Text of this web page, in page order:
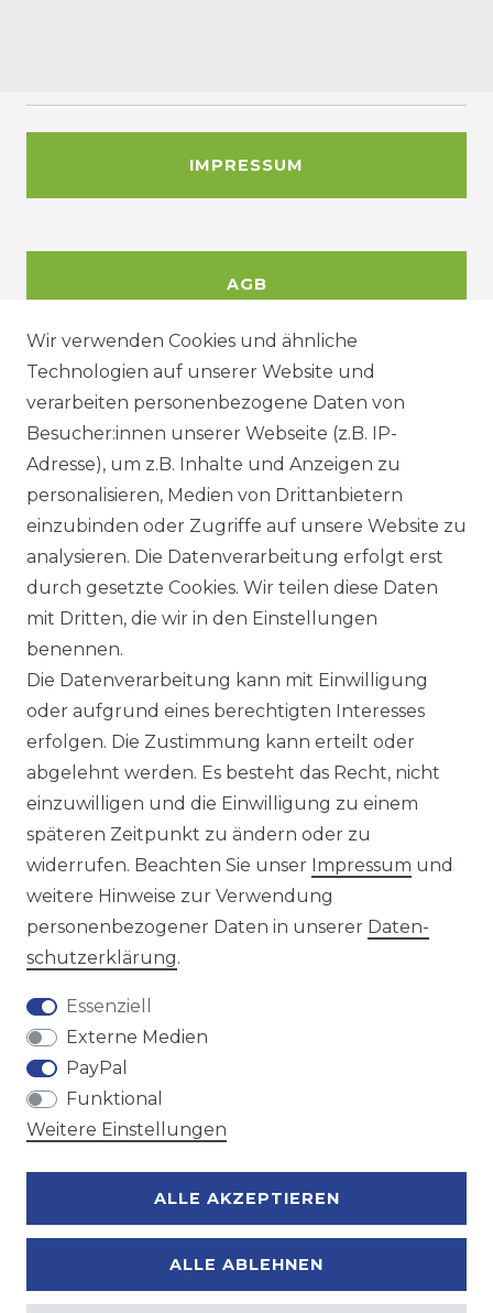
IMPRESSUM
AGB
DATENSCHUTZERKÄRUNG
WIDERRUFSRECHT
KONTAKT
Sie sind Wiederverkäufer?
Sie erreichen uns unter :
https://avancarte.de/
oder telefonisch unter: 0421 - 434430
Wir versenden mit
Zahlungsmöglichkeiten
Wir verwenden Cookies und ähnliche
Technologien auf unserer Website und
verarbeiten personenbezogene Daten von
Besucher:innen unserer Webseite (z.B. IP-
Adresse), um z.B. Inhalte und Anzeigen zu
personalisieren, Medien von Drittanbietern
einzubinden oder Zugriffe auf unsere Website zu
analysieren. Die Datenverarbeitung erfolgt erst
durch gesetzte Cookies. Wir teilen diese Daten
mit Dritten, die wir in den Einstellungen
benennen.
Die Datenverarbeitung kann mit Einwilligung
oder aufgrund eines berechtigten Interesses
erfolgen. Die Zustimmung kann erteilt oder
abgelehnt werden. Es besteht das Recht, nicht
einzuwilligen und die Einwilligung zu einem
späteren Zeitpunkt zu ändern oder zu
widerrufen. Beachten Sie unser Impressum und
weitere Hinweise zur Verwendung
personenbezogener Daten in unserer Daten­
schutz­erklärung.
Essenziell
Externe Medien
PayPal
Funktional
Weitere Einstellungen
ALLE AKZEPTIEREN
ALLE ABLEHNEN